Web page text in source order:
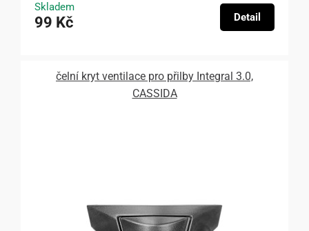
Skladem
99 Kč Detail
čelní kryt ventilace pro přilby Integral 3.0,
CASSIDA